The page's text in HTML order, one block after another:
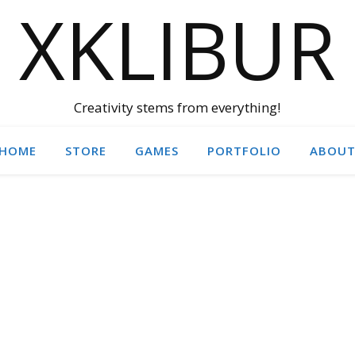
XKLIBUR
Creativity stems from everything!
HOME STORE GAMES PORTFOLIO ABOUT